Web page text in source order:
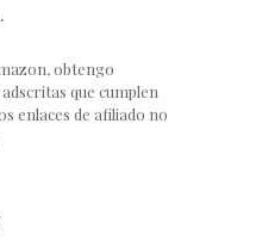
obtengo
que cumplen
enlaces de afiliado no